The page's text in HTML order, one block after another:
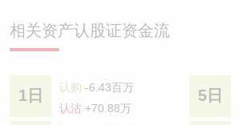
相关资产认股证资金流
1日 认购 -6.43百万
认沽 +70.88万
5日